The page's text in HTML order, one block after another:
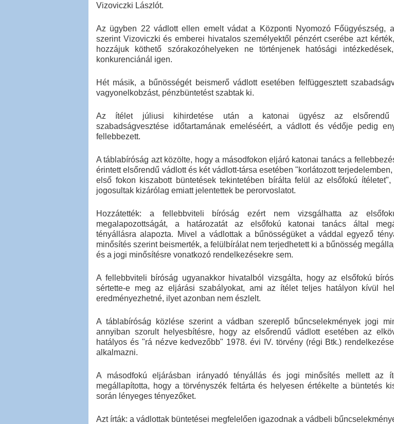
Vizoviczki Lászlót.
Az ügyben 22 vádlott ellen emelt vádat a Központi Nyomozó Főügyészség,
szerint Vizoviczki és emberei hivatalos személyektől pénzért cserébe azt
hozzájuk köthető szórakozóhelyeken ne történjenek hatósági
konkurenciánál igen.
Hét másik, a bűnösségét beismerő vádlott esetében felfüggesztett
vagyonelkobzást, pénzbüntetést szabtak ki.
Az ítélet júliusi kihirdetése után a katonai ügyész az elsőrendű
szabadságvesztése időtartamának emeléséért, a vádlott és védője pedig
fellebbezett.
A táblabíróság azt közölte, hogy a másodfokon eljáró katonai tanács a
érintett elsőrendű vádlott és két vádlott-társa esetében "korlátozott
első fokon kiszabott büntetések tekintetében bírálta felül az elsőfokú
jogosultak kizárólag emiatt jelentettek be perorvoslatot.
Hozzátették: a fellebbviteli bíróság ezért nem vizsgálhatta az
megalapozottságát, a határozatát az elsőfokú katonai tanács által
tényállásra alapozta. Mivel a vádlottak a bűnösségüket a váddal egyező
minősítés szerint beismerték, a felülbírálat nem terjedhetett ki a bűnösség
és a jogi minősítésre vonatkozó rendelkezésekre sem.
A fellebbviteli bíróság ugyanakkor hivatalból vizsgálta, hogy az elsőfokú
sértette-e meg az eljárási szabályokat, ami az ítélet teljes hatályon kívül
eredményezhetné, ilyet azonban nem észlelt.
A táblabíróság közlése szerint a vádban szereplő bűncselekmények jogi
annyiban szorult helyesbítésre, hogy az elsőrendű vádlott esetében az
hatályos és "rá nézve kedvezőbb" 1978. évi IV. törvény (régi Btk.)
alkalmazni.
A másodfokú eljárásban irányadó tényállás és jogi minősítés mellett az
megállapította, hogy a törvényszék feltárta és helyesen értékelte a büntetés
során lényeges tényezőket.
Azt írták: a vádlottak büntetései megfelelően igazodnak a vádbeli